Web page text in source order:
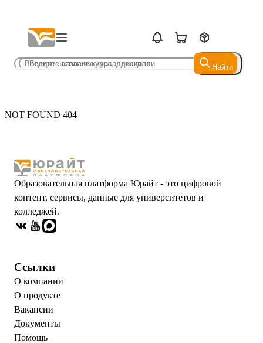
Найти
Найти
NOT FOUND 404
Образовательная платформа Юрайт - это цифровой
контент, сервисы, данные для университетов и
колледжей.
Ссылки
О компании
О продукте
Вакансии
Документы
Помощь